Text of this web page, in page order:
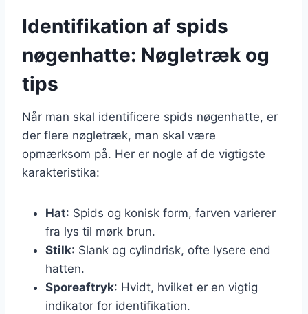
Identifikation af spids
nøgenhatte: Nøgletræk og
tips
Når man skal identificere spids nøgenhatte, er
der flere nøgletræk, man skal være
opmærksom på. Her er nogle af de vigtigste
karakteristika:
Hat: Spids og konisk form, farven varierer
fra lys til mørk brun.
Stilk: Slank og cylindrisk, ofte lysere end
hatten.
Sporeaftryk: Hvidt, hvilket er en vigtig
indikator for identifikation.